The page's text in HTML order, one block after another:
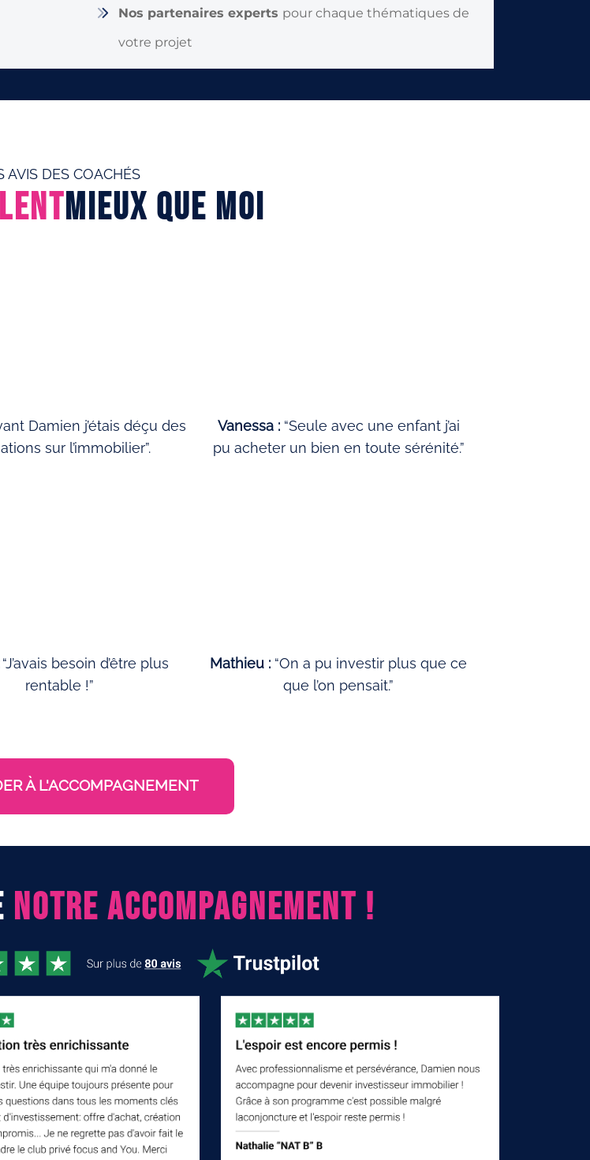
Nos partenaires experts pour chaque thématiques de
votre projet
AVIS DES COACHÉS
MIEUX QUE MOI
Damien j’étais déçu des
sur l’immobilier”.
Vanessa :“Seule avec une enfant j’ai
pu acheter un bien en toute sérénité.”
“J’avais besoin d’être plus
rentable !”
Mathieu : “On a pu investir plus que ce
que l’on pensait.”
À L'ACCOMPAGNEMENT
NOTRE ACCOMPAGNEMENT !